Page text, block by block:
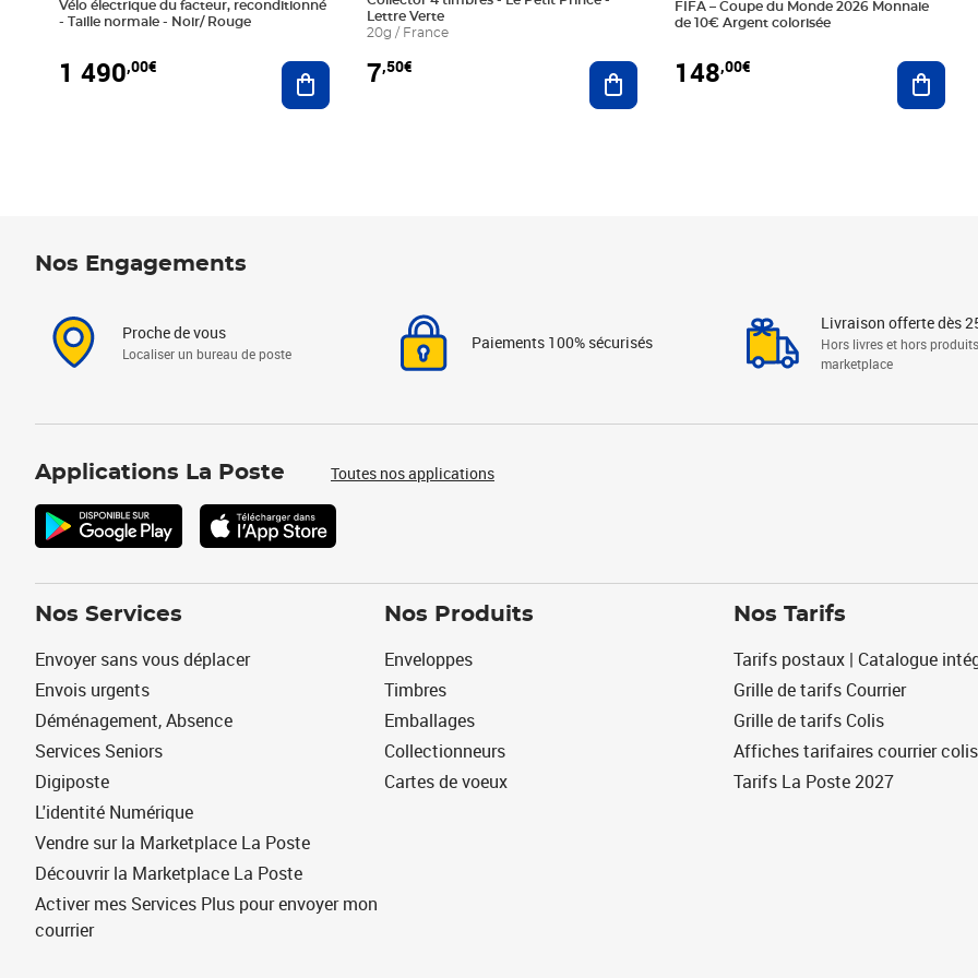
Vélo électrique du facteur, reconditionné
- Taille normale - Noir/ Rouge
1 490,00€ Ajouter au panier
Lettre Verte
20g / France
7,50€ Ajouter au panier
FIFA – Coupe du Monde 2026 Monnaie
de 10€ Argent colorisée
148,00€
Nos Engagements
Proche de vous
Localiser un bureau de poste
Paiements 100% sécurisés
Livraison offerte dès
Hors livres et hors produits
marketplace
Applications La Poste Toutes nos applications
Nos Services
Envoyer sans vous déplacer
Envois urgents
Déménagement, Absence
Services Seniors
Digiposte
L'identité Numérique
Vendre sur la Marketplace La Poste
Découvrir la Marketplace La Poste
Activer mes Services Plus pour envoyer mon
courrier
Nos Produits
Enveloppes
Timbres
Emballages
Collectionneurs
Cartes de voeux
Nos Tarifs
Tarifs postaux | Catalogue
Grille de tarifs Courrier
Grille de tarifs Colis
Affiches tarifaires courrier colis
Tarifs La Poste 2027